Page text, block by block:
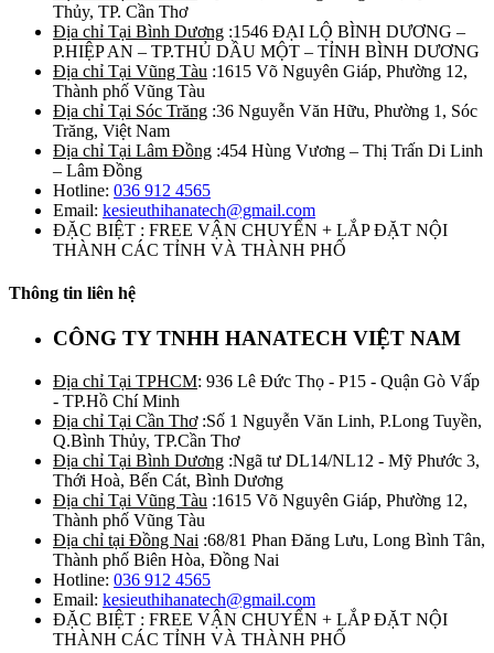
Thủy, TP. Cần Thơ
Địa chỉ Tại Bình Dương :1546 ĐẠI LỘ BÌNH DƯƠNG –
P.HIỆP AN – TP.THỦ DẦU MỘT – TỈNH BÌNH DƯƠNG
Địa chỉ Tại Vũng Tàu :1615 Võ Nguyên Giáp, Phường 12,
Thành phố Vũng Tàu
Địa chỉ Tại Sóc Trăng :36 Nguyễn Văn Hữu, Phường 1, Sóc
Trăng, Việt Nam
Địa chỉ Tại Lâm Đồng :454 Hùng Vương – Thị Trấn Di Linh
– Lâm Đồng
Hotline: 036 912 4565
Email: kesieuthihanatech@gmail.com
ĐẶC BIỆT : FREE VẬN CHUYỂN + LẮP ĐẶT NỘI
THÀNH CÁC TỈNH VÀ THÀNH PHỐ
Thông tin liên hệ
CÔNG TY TNHH HANATECH VIỆT NAM
Địa chỉ Tại TPHCM: 936 Lê Đức Thọ - P15 - Quận Gò Vấp
- TP.Hồ Chí Minh
Địa chỉ Tại Cần Thơ:Số 1 Nguyễn Văn Linh, P.Long Tuyền,
Q.Bình Thủy, TP.Cần Thơ
Địa chỉ Tại Bình Dương :Ngã tư DL14/NL12 - Mỹ Phước 3,
Thới Hoà, Bến Cát, Bình Dương
Địa chỉ Tại Vũng Tàu :1615 Võ Nguyên Giáp, Phường 12,
Thành phố Vũng Tàu
Địa chỉ tại Đồng Nai :68/81 Phan Đăng Lưu, Long Bình Tân,
Thành phố Biên Hòa, Đồng Nai
Hotline: 036 912 4565
Email: kesieuthihanatech@gmail.com
ĐẶC BIỆT : FREE VẬN CHUYỂN + LẮP ĐẶT NỘI
THÀNH CÁC TỈNH VÀ THÀNH PHỐ